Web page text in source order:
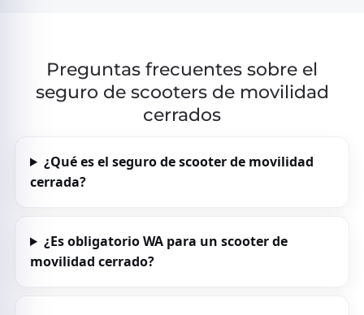
Preguntas frecuentes sobre el
seguro de scooters de movilidad
cerrados
¿Qué es el seguro de scooter de movilidad
cerrada?
¿Es obligatorio WA para un scooter de
movilidad cerrado?